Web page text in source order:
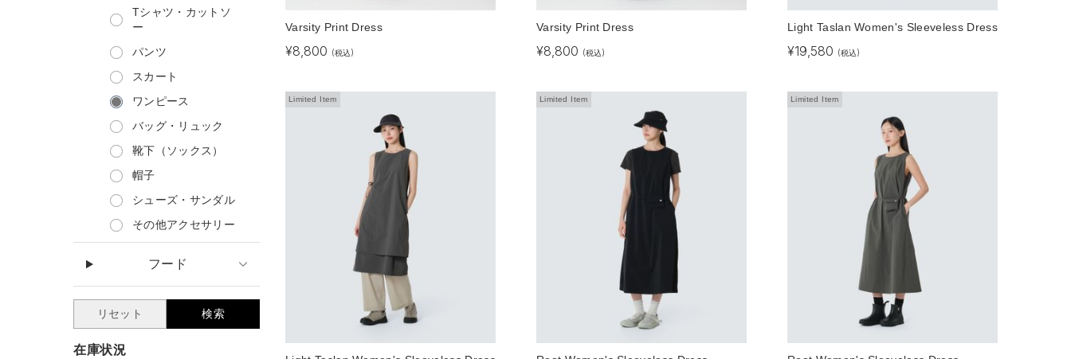
Tシャツ・カットソ
ー
パンツ
スカート
ワンピース
バッグ・リュック
靴下（ソックス）
帽子
シューズ・サンダル
その他アクセサリー
フード
リセット 検索
在庫状況
Varsity Print Dress
¥8,800 (税込)
Varsity Print Dress
¥8,800 (税込)
Light Taslan Women's Sleeveless Dress
¥19,580 (税込)
Limited Item Limited Item Limited Item